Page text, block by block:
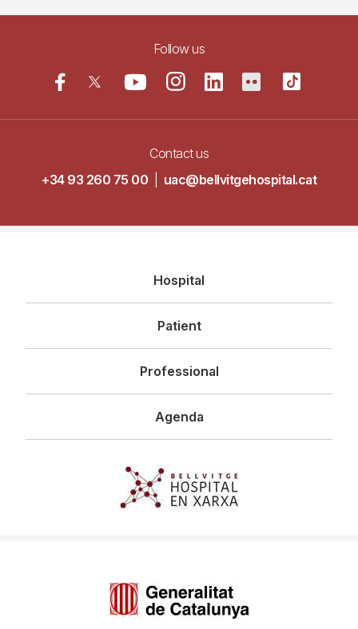
Follow us
Contact us
+34 93 260 75 00
uac@bellvitgehospital.cat
principal
Hospital
Patient
Professional
Agenda